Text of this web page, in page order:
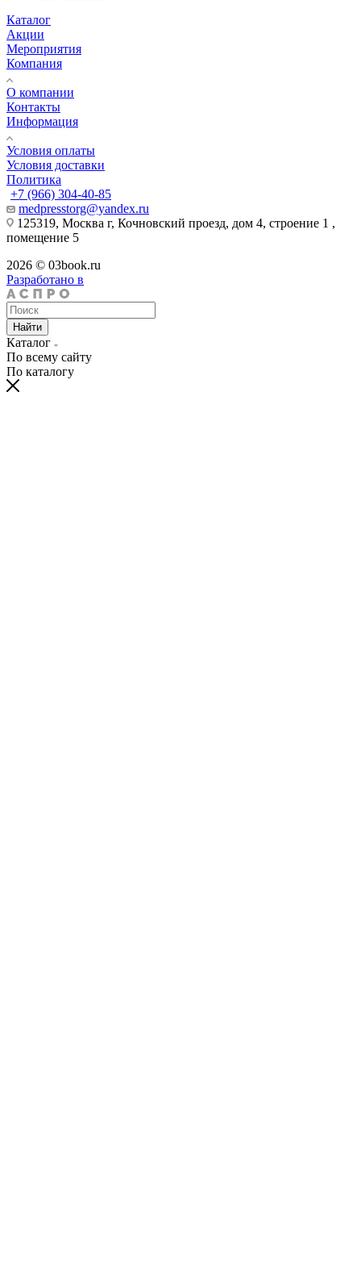
Каталог
Акции
Мероприятия
Компания
О компании
Контакты
Информация
Условия оплаты
Условия доставки
Политика
+7 (966) 304-40-85
medpresstorg@yandex.ru
125319, Москва г, Кочновский проезд, дом 4, строение 1 ,
помещение 5
2026 © 03book.ru
Разработано в
Найти
Каталог
По всему сайту
По каталогу